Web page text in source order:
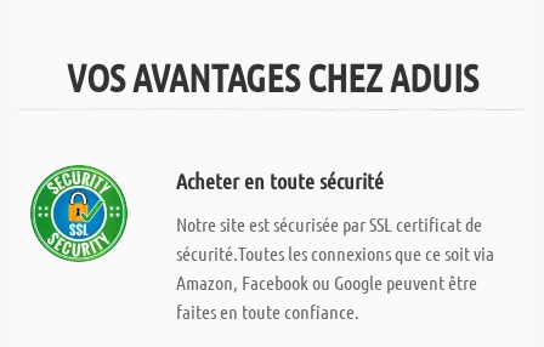
VOS AVANTAGES CHEZ ADUIS
Acheter en toute sécurité
Notre site est sécurisée par SSL certificat de
sécurité.Toutes les connexions que ce soit via
Amazon, Facebook ou Google peuvent être
faites en toute confiance.